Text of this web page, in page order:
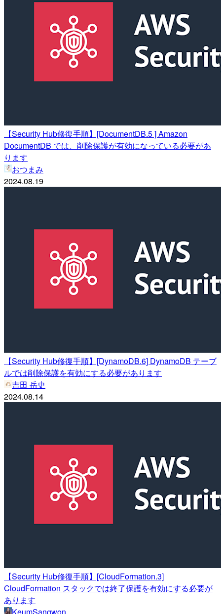
【Security Hub修復手順】[DocumentDB.5 ] Amazon
DocumentDB では、削除保護が有効になっている必要があ
ります
おつまみ
2024.08.19
【Security Hub修復手順】[DynamoDB.6] DynamoDB テーブ
ルでは削除保護を有効にする必要があります
吉田 岳史
2024.08.14
【Security Hub修復手順】[CloudFormation.3]
CloudFormation スタックでは終了保護を有効にする必要が
あります